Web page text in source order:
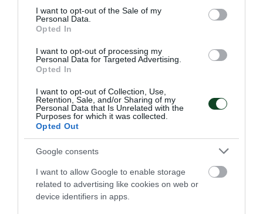
consent section.
I want to opt-out of the Sale of my
Personal Data.
Opted In
I want to opt-out of processing my
Personal Data for Targeted Advertising.
Opted In
I want to opt-out of Collection, Use,
Retention, Sale, and/or Sharing of my
Personal Data that Is Unrelated with the
Purposes for which it was collected.
Opted Out
Google consents
I want to allow Google to enable storage
related to advertising like cookies on web or
device identifiers in apps.
Με Μάκρα και τη νέα χρονιά!
Ο Παναθηναϊκός Αθλητικός Όμιλος ανακοινώνει την
ανδρικής ομάδας πινγκ πονγκ Λευτέρη Μάκρα.
29.05.2026 ΠΙΝΓΚ ΠΟΝΓΚ ΑΝΔΡΩΝ